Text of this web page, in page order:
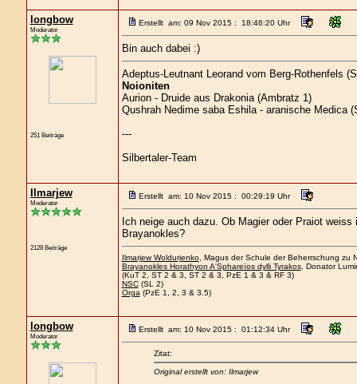
longbow
Moderator
251 Beiträge
Erstellt am: 09 Nov 2015 : 18:46:20 Uhr
Bin auch dabei :)
Adeptus-Leutnant Leorand vom Berg-Rothenfels
Noioniten
Aurion - Druide aus Drakonia (Ambratz 1)
Qushrah Nedime saba Eshila - aranische Medica
---
Silbertaler-Team
Ilmarjew
Moderator
2128 Beiträge
Erstellt am: 10 Nov 2015 : 00:29:19 Uhr
Ich neige auch dazu. Ob Magier oder Praiot
Brayanokles?
Ilmarjew Woldurjenko, Magus der Schule der Beherrschung zu
Brayanokles Horathyon A'Sphareïos dylli Tyrakos, Donator
(KuT 2, ST 2 & 3, ST 2 & 3, PzE 1 & 3 & RF 3)
NSC(SL 2)
Orga (PzE 1, 2, 3 & 3.5)
longbow
Moderator
Erstellt am: 10 Nov 2015 : 01:12:34 Uhr
Zitat:
Original erstellt von: Ilmarjew